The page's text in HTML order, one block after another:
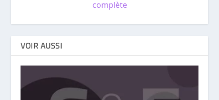
complète
VOIR AUSSI